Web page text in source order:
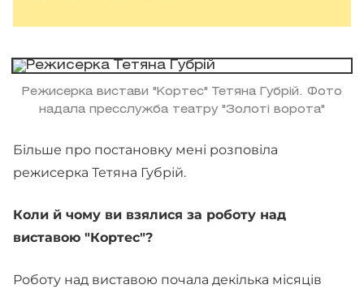
Режисерка вистави "Кортес" Тетяна Губрій. Фото
надала пресслужба театру "Золоті ворота"
Більше про постановку мені розповіла
режисерка Тетяна Губрій.
Коли й чому ви взялися за роботу над
виставою "Кортес"?
Роботу над виставою почала декілька місяців